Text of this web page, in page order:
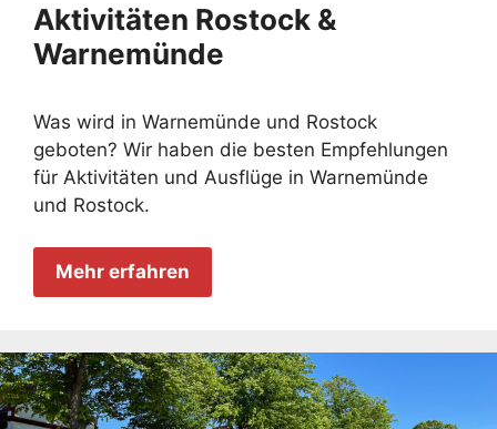
Aktivitäten Rostock &
Warnemünde
Was wird in Warnemünde und Rostock
geboten? Wir haben die besten Empfehlungen
für Aktivitäten und Ausflüge in Warnemünde
und Rostock.
Mehr erfahren